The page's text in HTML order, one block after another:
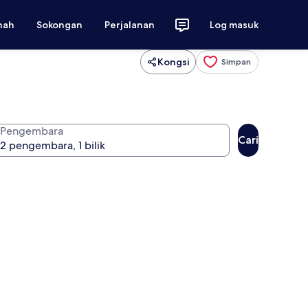
Sokongan Perjalanan Log masuk
Kongsi Simpan
Pengembara
Cari